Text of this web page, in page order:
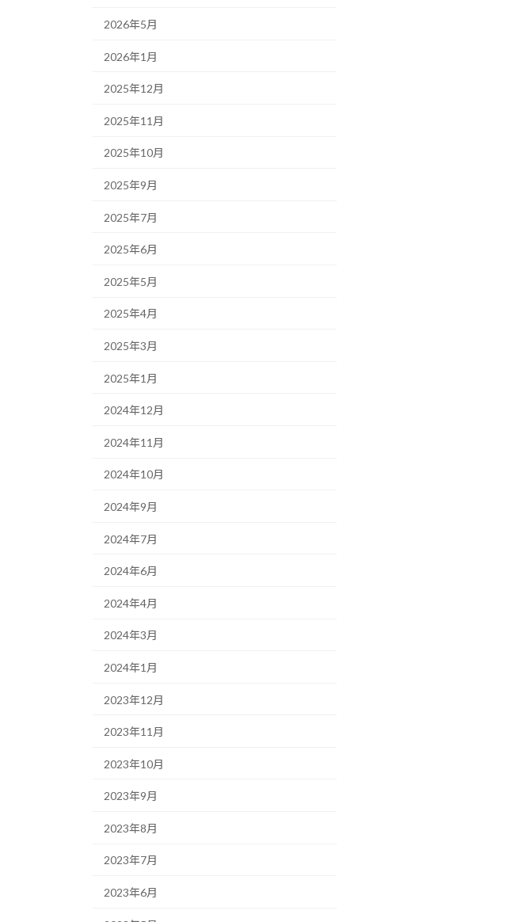
2026年5月
2026年1月
2025年12月
2025年11月
2025年10月
2025年9月
2025年7月
2025年6月
2025年5月
2025年4月
2025年3月
2025年1月
2024年12月
2024年11月
2024年10月
2024年9月
2024年7月
2024年6月
2024年4月
2024年3月
2024年1月
2023年12月
2023年11月
2023年10月
2023年9月
2023年8月
2023年7月
2023年6月